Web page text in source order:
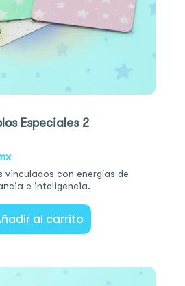
Especiales 2
vinculados con energías de
e inteligencia.
al carrito